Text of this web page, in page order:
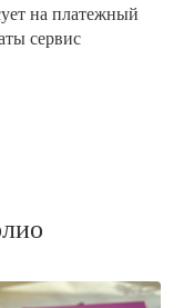
на платежный
сервис